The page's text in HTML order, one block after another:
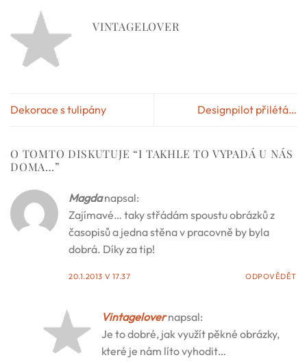
VINTAGELOVER
Dekorace s tulipány Designpilot přilétá…
O TOMTO DISKUTUJE “I TAKHLE TO VYPADÁ U NÁS
DOMA…”
Magda napsal:
Zajímavé… taky střádám spoustu obrázků z
časopisů a jedna stěna v pracovně by byla
dobrá. Díky za tip!
20.1.2013 V 17.37 ODPOVĚDĚT
Vintagelover napsal:
Je to dobré, jak využít pěkné obrázky,
které je nám líto vyhodit…